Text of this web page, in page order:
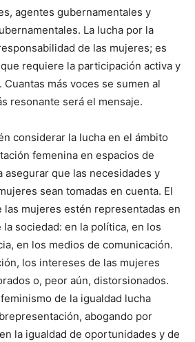
agentes gubernamentales y
La lucha por la
de las mujeres; es
requiere la participación activa y
más voces se sumen al
resonante será el mensaje.
considerar la lucha en el ámbito
femenina en espacios de
asegurar que las necesidades y
sean tomadas en cuenta. El
mujeres estén representadas en
sociedad: en la política, en los
en los medios de comunicación.
los intereses de las mujeres
o, peor aún, distorsionados.
de la igualdad lucha
abogando por
la igualdad de oportunidades y de